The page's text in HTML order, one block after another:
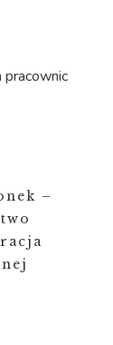
pracownic
–